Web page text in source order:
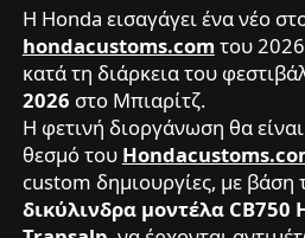
Η Honda εισαγάγει ένα νέο
hondacustoms.com του
κατά τη διάρκεια του
2026 στο Μπιαρίτζ.
Η φετινή διοργάνωση θα
θεσμό του
custom δημιουργίες, με βάση
δικύλινδρα μοντέλα CB750